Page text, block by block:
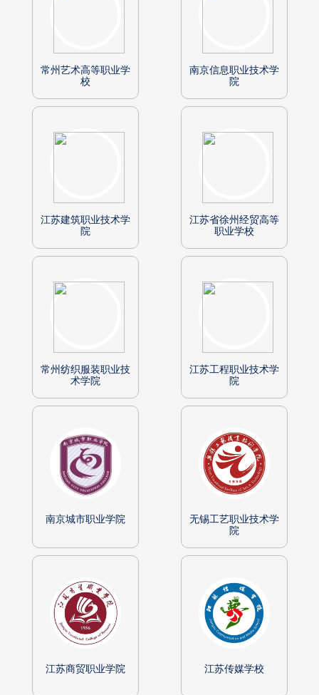
常州艺术高等职业学
校
南京信息职业技术学
院
江苏建筑职业技术学
院
江苏省徐州经贸高等
职业学校
常州纺织服装职业技
术学院
江苏工程职业技术学
院
南京城市职业学院
无锡工艺职业技术学
院
江苏商贸职业学院 江苏传媒学校